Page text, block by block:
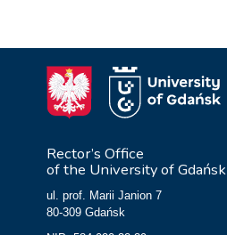
Rector’s Office
of the University of Gdańsk
ul. prof. Marii Janion 7
80-309 Gdańsk